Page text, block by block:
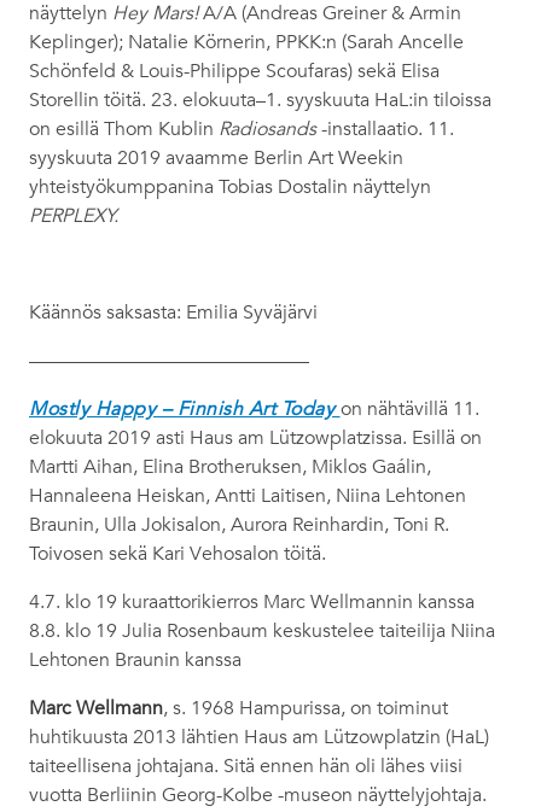
näyttelyn Hey Mars!A/A (Andreas Greiner & Armin
Keplinger); Natalie Körnerin, PPKK:n (Sarah Ancelle
Schönfeld & Louis-Philippe Scoufaras) sekä Elisa
Storellin töitä. 23. elokuuta–1. syyskuuta HaL:in tiloissa
on esillä Thom Kublin Radiosands-installaatio. 11.
syyskuuta 2019 avaamme Berlin Art Weekin
yhteistyökumppanina Tobias Dostalin näyttelyn
PERPLEXY.
Käännös saksasta: Emilia Syväjärvi
——————————————–
Mostly Happy – Finnish Art Todayon nähtävillä 11.
elokuuta 2019 asti Haus am Lützowplatzissa. Esillä on
Martti Aihan, Elina Brotheruksen, Miklos Gaálin,
Hannaleena Heiskan, Antti Laitisen, Niina Lehtonen
Braunin, Ulla Jokisalon, Aurora Reinhardin, Toni R.
Toivosen sekä Kari Vehosalon töitä.
4.7. klo 19 kuraattorikierros Marc Wellmannin kanssa
8.8. klo 19 Julia Rosenbaum keskustelee taiteilija Niina
Lehtonen Braunin kanssa
Marc Wellmann, s. 1968 Hampurissa, on toiminut
huhtikuusta 2013 lähtien Haus am Lützowplatzin (HaL)
taiteellisena johtajana. Sitä ennen hän oli lähes viisi
vuotta Berliinin Georg-Kolbe -museon näyttelyjohtaja.